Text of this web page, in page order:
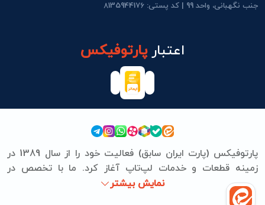
جنب نگهبانی، واحد 99 | کد پستی: 8135944176
اعتبارپارتوفیکس
پارتوفیکس (پارت ایران سابق) فعالیت خود را از سال 1389 در
زمینه قطعات و خدمات لپ‌تاپ آغاز کرد. ما با تخصص در
نمایش بیشتر